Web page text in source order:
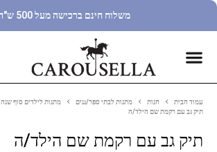
משלוח חינם ברכישה מעל 500 ש"ח !
עמוד הבית חנות מתנות לבתי ספר/גנים
מתנות לילדים סוף שנה
תיק גב עם רקמת שם הילד/ה
תיק גב עם רקמת שם הילד/ה